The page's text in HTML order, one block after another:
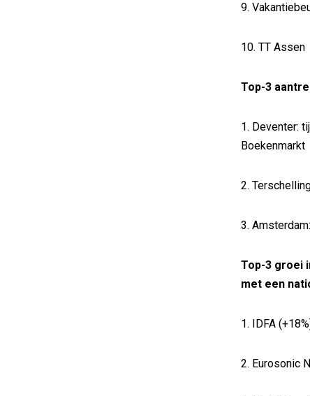
9.
10. TT Assen
Top-3
1. Deventer:
Boekenmarkt
2.
3.
Top-3 groei
met een
1. IDFA
2. Eurosonic